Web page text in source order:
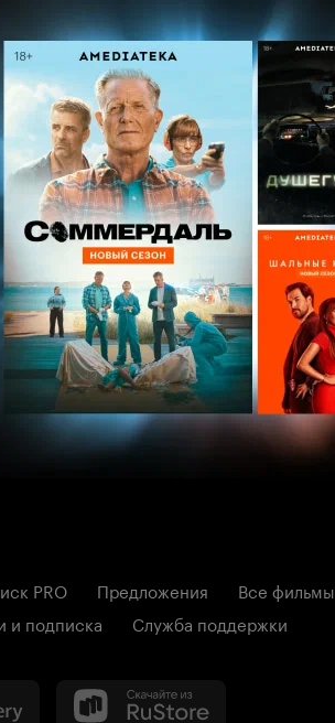
PRO Предложения Все фильмы
и подписка Служба поддержки